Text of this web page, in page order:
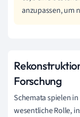
anzupassen, um
Forschung
Schemata spielen
wesentliche Rolle,